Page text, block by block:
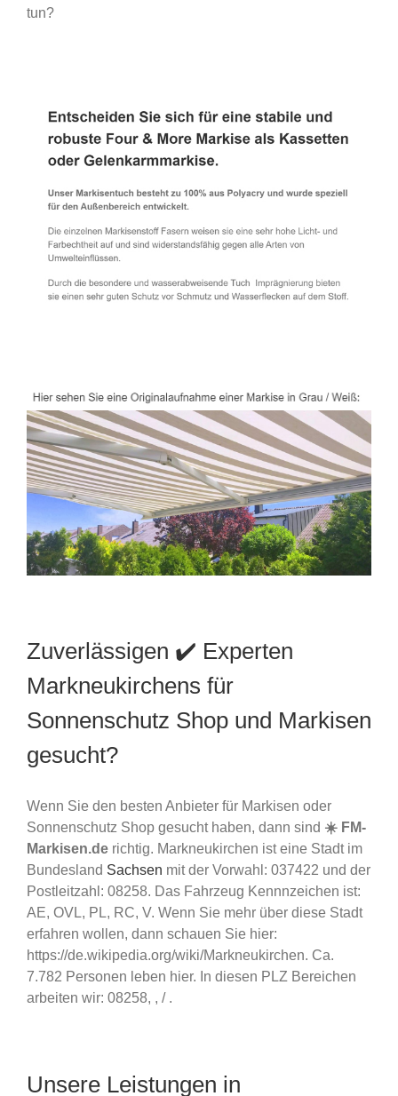
tun?
Zuverlässigen ✔️ Experten
Markneukirchens für
Sonnenschutz Shop und Markisen
gesucht?
Wenn Sie den besten Anbieter für Markisen oder
Sonnenschutz Shop gesucht haben, dann sind ☀️ FM-
Markisen.de richtig. Markneukirchen ist eine Stadt im
Bundesland Sachsen mit der Vorwahl: 037422 und der
Postleitzahl: 08258. Das Fahrzeug Kennnzeichen ist:
AE, OVL, PL, RC, V. Wenn Sie mehr über diese Stadt
erfahren wollen, dann schauen Sie hier:
https://de.wikipedia.org/wiki/Markneukirchen. Ca.
7.782 Personen leben hier. In diesen PLZ Bereichen
arbeiten wir: 08258, , / .
Unsere Leistungen in